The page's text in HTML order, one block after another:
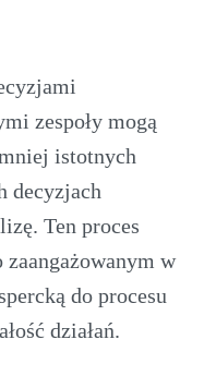
zespoły mogą
istotnych
decyzjach
Ten proces
zaangażowanym w
do procesu
działań.